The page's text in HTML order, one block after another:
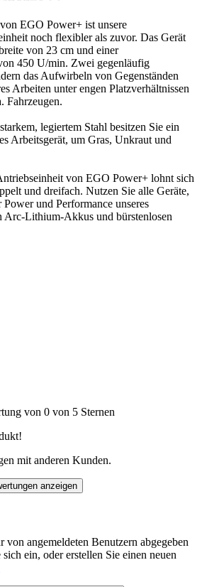
EGO Power+ ist unsere
noch flexibler als zuvor. Das Gerät
von 23 cm und einer
450 U/min. Zwei gegenläufig
das Aufwirbeln von Gegenständen
Arbeiten unter engen Platzverhältnissen
Fahrzeugen.
legiertem Stahl besitzen Sie ein
Arbeitsgerät, um Gras, Unkraut und
von EGO Power+ lohnt sich
und dreifach. Nutzen Sie alle Geräte,
und Performance unseres
Arc-Lithium-Akkus und bürstenlosen
von 0 von 5 Sternen
mit anderen Kunden.
anzeigen
angemeldeten Benutzern abgegeben
ein, oder erstellen Sie einen neuen